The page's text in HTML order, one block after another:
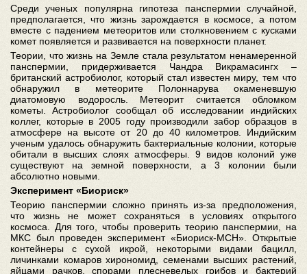
Среди ученых популярна гипотеза панспермии случайной,
предполагается, что жизнь зарождается в космосе, а потом
вместе с падением метеоритов или столкновением с кусками
комет появляется и развивается на поверхности планет.
Теории, что жизнь на Земле стала результатом ненамеренной
панспермии, придерживается Чандра Викрамасингх –
британский астробиолог, который стал известен миру, тем что
обнаружил в метеорите Полоннарува окаменевшую
диатомовую водоросль. Метеорит считается обломком
кометы. Астробиолог сообщал об исследовании индийских
коллег, которые в 2005 году производили забор образцов в
атмосфере на высоте от 20 до 40 километров. Индийским
ученым удалось обнаружить бактериальные колонии, которые
обитали в высших слоях атмосферы. 9 видов колоний уже
существуют на земной поверхности, а 3 колонии были
абсолютно новыми.
Эксперимент «Биориск»
Теорию панспермии сложно принять из-за предположения,
что жизнь не может сохраняться в условиях открытого
космоса. Для того, чтобы проверить теорию панспермии, на
МКС был проведен эксперимент «Биориск-МСН». Открытые
контейнеры с сухой икрой, некоторыми видами бацилл,
личинками комаров хирономид, семенами высших растений,
яйцами рачков, спорами плесневелых грибов и бактерий